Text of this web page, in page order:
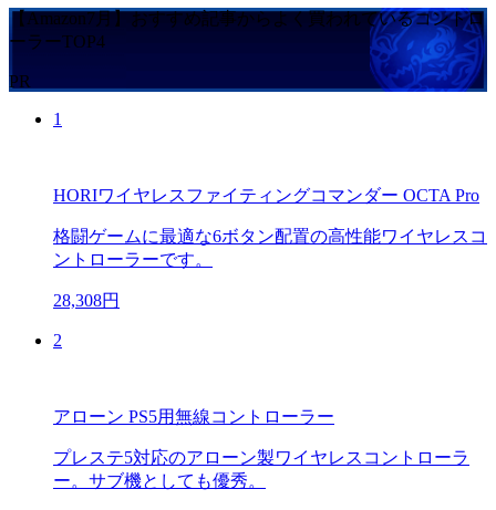
【Amazon7月】おすすめ記事からよく買われているコントロ
ーラーTOP4
PR
1
HORIワイヤレスファイティングコマンダー OCTA Pro
格闘ゲームに最適な6ボタン配置の高性能ワイヤレスコ
ントローラーです。
28,308円
2
アローン PS5用無線コントローラー
プレステ5対応のアローン製ワイヤレスコントローラ
ー。サブ機としても優秀。